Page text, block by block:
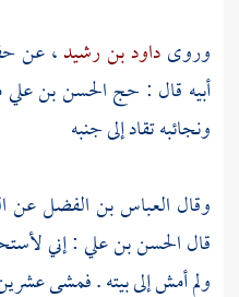
وروىداود بن رشيد، عن
أبيه قال : حجالحسن بن علي
ونجائبه تقاد إلى جنبه
وقال العباس بن الفضلعن
قالالحسن بن علي: إني
ولم أمش إلى بيته . فمشى